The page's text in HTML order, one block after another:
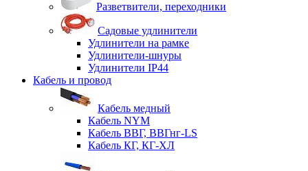
Разветвители, переходники
Садовые удлинители
Удлинители на рамке
Удлинители-шнуры
Удлинители IP44
Кабель и провод
Кабель медный
Кабель NYM
Кабель ВВГ, ВВГнг-LS
Кабель КГ, КГ-ХЛ